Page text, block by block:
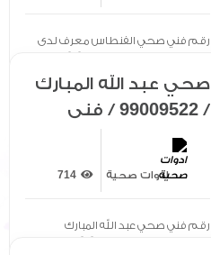
رقم فني صحي الفنطاس معرف لدى
الجميع بتوفير سيارة مجهزة[ .. ]
صحي عبد الله المبارك
/ 99009522 / فني
صحي / سباك / ادوات
صحية / رقم صحي
عبد الله المبارك
ادوات صحية
رقم فني صحي عبد الله المبارك
معرف لدى الجميع بتوفير[ .. ]